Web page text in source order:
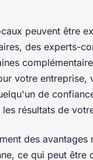
peuvent être
des experts-
votre entreprise,
de
résultats de
des avantages
ce qui peut être